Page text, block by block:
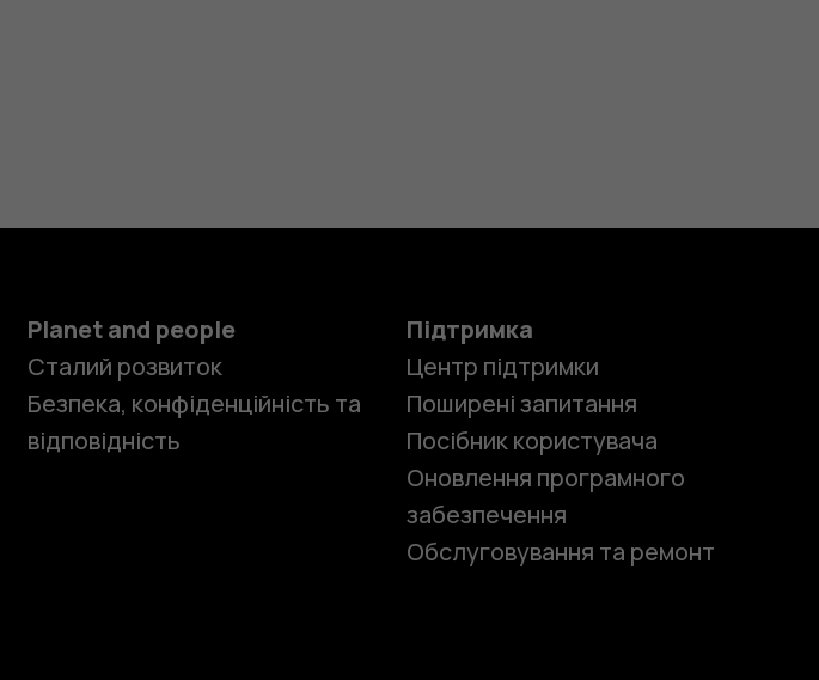
Planet and people
Сталий розвиток
Безпека, конфіденційність та
відповідність
Підтримка
Центр підтримки
Поширені запитання
Посібник користувача
Оновлення програмного
забезпечення
Обслуговування та ремонт